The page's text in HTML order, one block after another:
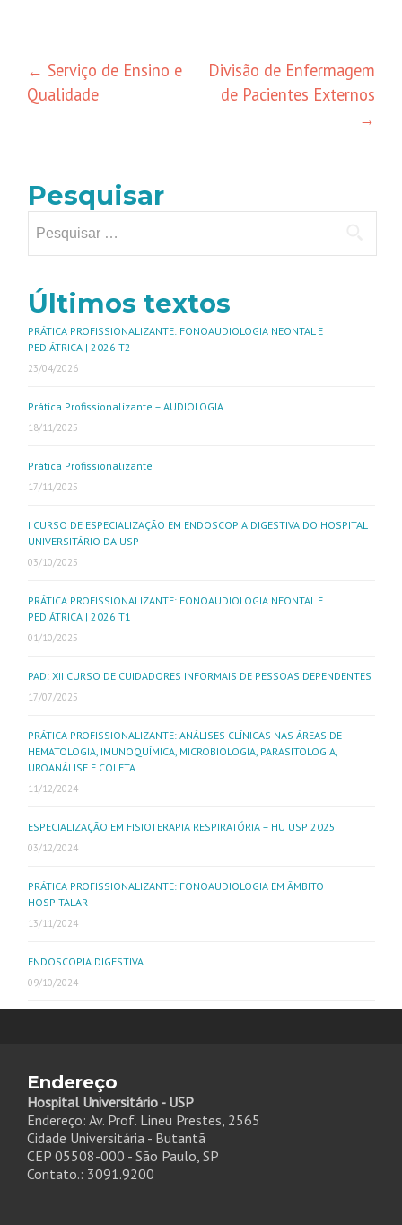
← Serviço de Ensino e
Qualidade
Divisão de Enfermagem
de Pacientes Externos
→
Pesquisar
Últimos textos
PRÁTICA PROFISSIONALIZANTE: FONOAUDIOLOGIA NEONTAL E
PEDIÁTRICA | 2026 T2
23/04/2026
Prática Profissionalizante – AUDIOLOGIA
18/11/2025
Prática Profissionalizante
17/11/2025
I CURSO DE ESPECIALIZAÇÃO EM ENDOSCOPIA DIGESTIVA DO HOSPITAL
UNIVERSITÁRIO DA USP
03/10/2025
PRÁTICA PROFISSIONALIZANTE: FONOAUDIOLOGIA NEONTAL E
PEDIÁTRICA | 2026 T1
01/10/2025
PAD: XII CURSO DE CUIDADORES INFORMAIS DE PESSOAS DEPENDENTES
17/07/2025
PRÁTICA PROFISSIONALIZANTE: ANÁLISES CLÍNICAS NAS ÁREAS DE
HEMATOLOGIA, IMUNOQUÍMICA, MICROBIOLOGIA, PARASITOLOGIA,
UROANÁLISE E COLETA
11/12/2024
ESPECIALIZAÇÃO EM FISIOTERAPIA RESPIRATÓRIA – HU USP 2025
03/12/2024
PRÁTICA PROFISSIONALIZANTE: FONOAUDIOLOGIA EM ÂMBITO
HOSPITALAR
13/11/2024
ENDOSCOPIA DIGESTIVA
09/10/2024
Endereço
Hospital Universitário - USP
Endereço: Av. Prof. Lineu Prestes, 2565
Cidade Universitária - Butantã
CEP 05508-000 - São Paulo, SP
Contato.: 3091.9200